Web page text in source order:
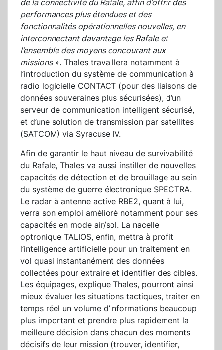
de la connectivité du Rafale, affin d’offrir des
performances plus étendues et des
fonctionnalités opérationnelles nouvelles, en
interconnectant davantage les Rafale et
l’ensemble des moyens concourant aux
missions». Thales travaillera notamment à
l’introduction du système de communication à
radio logicielle CONTACT (pour des liaisons de
données souveraines plus sécurisées), d’un
serveur de communication intelligent sécurisé,
et d’une solution de transmission par satellites
(SATCOM) via Syracuse IV.
Afin de garantir le haut niveau de survivabilité
du Rafale, Thales va aussi instiller de nouvelles
capacités de détection et de brouillage au sein
du système de guerre électronique SPECTRA.
Le radar à antenne active RBE2, quant à lui,
verra son emploi amélioré notamment pour ses
capacités en mode air/sol. La nacelle
optronique TALIOS, enfin, mettra à profit
l’intelligence artificielle pour un traitement en
vol quasi instantanément des données
collectées pour extraire et identifier des cibles.
Les équipages, explique Thales, pourront ainsi
mieux évaluer les situations tactiques, traiter en
temps réel un volume d’informations beaucoup
plus important et prendre plus rapidement la
meilleure décision dans chacun des moments
décisifs de leur mission (trouver, identifier,